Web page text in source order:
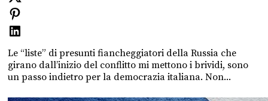
Le “liste” di presunti fiancheggiatori della Russia che
girano dall’inizio del conflitto mi mettono i brividi, sono
un passo indietro per la democrazia italiana. Non...